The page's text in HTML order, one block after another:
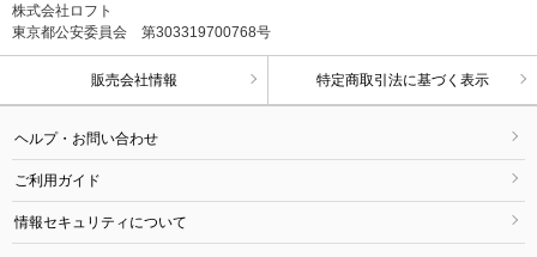
株式会社ロフト
東京都公安委員会 第303319700768号
販売会社情報 特定商取引法に基づく表示
ヘルプ・お問い合わせ
ご利用ガイド
情報セキュリティについて